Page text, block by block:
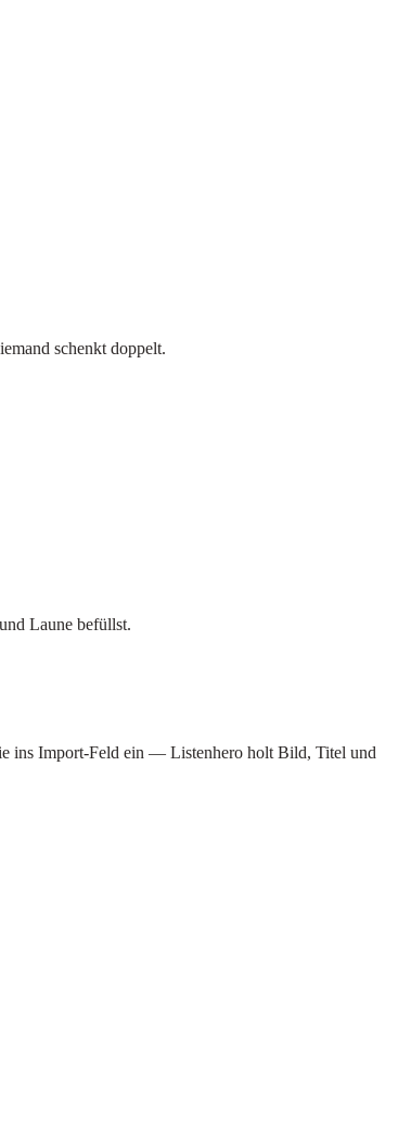
schenkt doppelt.
Laune befüllst.
ins Import-Feld ein — Listenhero holt Bild, Titel und